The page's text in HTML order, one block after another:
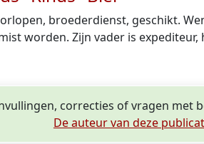
broederdienst, geschikt.
worden. Zijn vader is
correcties of vragen met
De auteur van deze